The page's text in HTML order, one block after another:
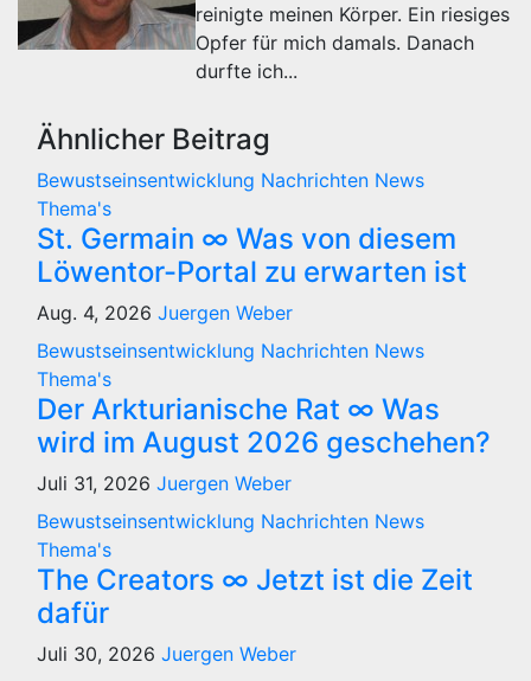
reinigte meinen Körper. Ein riesiges
Opfer für mich damals. Danach
durfte ich...
Ähnlicher Beitrag
Bewustseinsentwicklung Nachrichten News
Thema's
St. Germain ∞ Was von diesem
Löwentor-Portal zu erwarten ist
Aug. 4, 2026 Juergen Weber
Bewustseinsentwicklung Nachrichten News
Thema's
Der Arkturianische Rat ∞ Was
wird im August 2026 geschehen?
Juli 31, 2026 Juergen Weber
Bewustseinsentwicklung Nachrichten News
Thema's
The Creators ∞ Jetzt ist die Zeit
dafür
Juli 30, 2026 Juergen Weber